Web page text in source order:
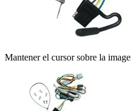
Mantener el cursor sobre la